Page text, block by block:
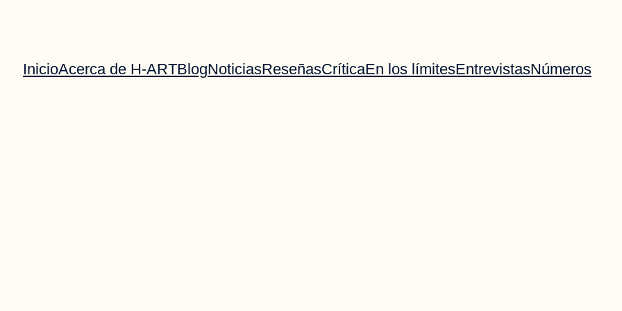
InicioAcerca de H-ARTBlogNoticiasReseñasCríticaEn los límitesEntrevistasNúmeros